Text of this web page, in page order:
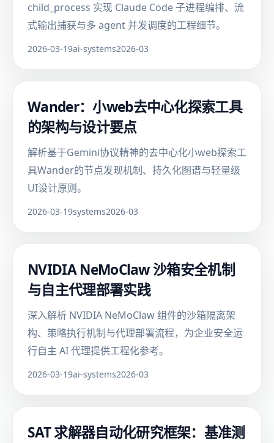
child_process 实现 Claude Code 子进程编排、流
式输出捕获与多 agent 并发调度的工程细节。
2026-03-19ai-systems2026-03
Wander：小web去中心化探索工具
的架构与设计要点
解析基于Gemini协议精神的去中心化小web探索工
具Wander的节点发现机制、持久化图谱与轻量级
UI设计原则。
2026-03-19systems2026-03
NVIDIA NeMoClaw 沙箱安全机制
与自主代理部署实践
深入解析 NVIDIA NeMoClaw 组件的沙箱隔离架
构、策略执行机制与代理部署流程，为企业安全运
行自主 AI 代理提供工程化参考。
2026-03-19ai-systems2026-03
SAT 求解器自动化研究框架：基准测